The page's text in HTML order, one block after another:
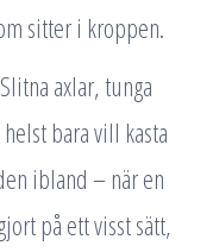
sitter i kroppen.
axlar, tunga
bara vill kasta
ibland – när en
på ett visst sätt,